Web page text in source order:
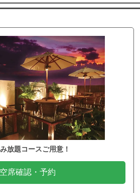
放題コースご用意！
空席確認・予約